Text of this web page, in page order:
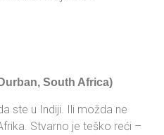
South Africa)
ste u Indiji. Ili možda ne
Stvarno je teško reći –